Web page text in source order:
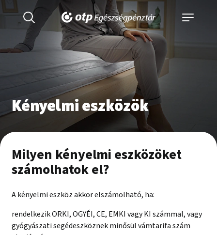
Kényelmi eszközök
Milyen kényelmi eszközöket
számolhatok el?
A kényelmi eszköz akkor elszámolható, ha:
rendelkezik ORKI, OGYÉI, CE, EMKI vagy KI számmal, vagy
gyógyászati segédeszköznek minősül vámtarifa szám